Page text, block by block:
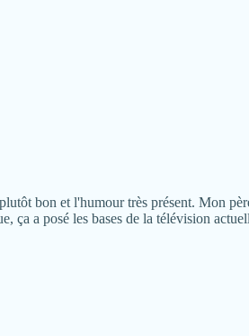
bon et l'humour très présent. Mon
ça a posé les bases de la télévision